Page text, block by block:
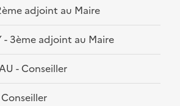
adjoint au Maire
- 3ème adjoint au Maire
- Conseiller
Conseiller